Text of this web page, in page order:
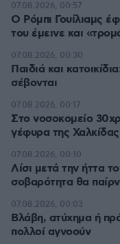
Ο Ρόμπι Γουίλιαμς
του έμεινε και
07.08.2026, 00:57
Παιδιά και
σέβονται
07.08.2026, 00:30
Στο νοσοκομείο
γέφυρα της Χαλκίδας
07.08.2026, 00:17
Λίσι μετά την ήττα
σοβαρότητα θα
07.08.2026, 00:10
Βλάβη, ατύχημα ή
πολλοί αγνοούν
07.08.2026, 00:03